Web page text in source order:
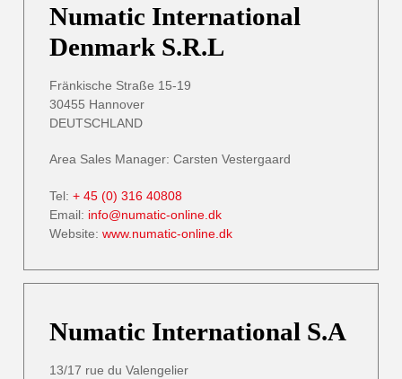
Numatic International
Denmark S.R.L
Fränkische Straße 15-19
30455 Hannover
DEUTSCHLAND
Area Sales Manager: Carsten Vestergaard
Tel: + 45 (0) 316 40808
Email: info@numatic-online.dk
Website: www.numatic-online.dk
Numatic International S.A
13/17 rue du Valengelier